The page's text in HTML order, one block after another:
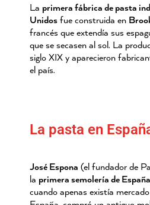
La primera fábrica de pasta
Unidosfue construida en
francés que extendía sus
que se secasen al sol. La
siglo XIX y aparecieron
el país.
La pasta en
José Espona (el fundador de
la primera semolería de
cuando apenas existía